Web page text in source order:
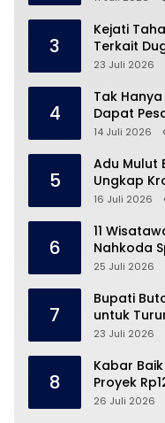
3
Kejati
Terkait
23 Juli 2026
4
Tak Hanya
Dapat
14 Juli 2026
5
Adu Mulut
Ungkap
16 Juli 2026
6
11
Nahkoda
25 Juli 2026
7
Bupati
untuk
23 Juli 2026
8
Kabar
Proyek
26 Juli 2026